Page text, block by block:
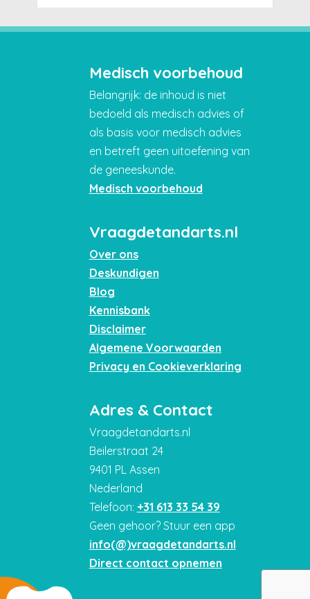
Medisch voorbehoud
Belangrijk: de inhoud is niet
bedoeld als medisch advies of
als basis voor medisch advies
en betreft geen uitoefening van
de geneeskunde.
Medisch voorbehoud
Vraagdetandarts.nl
Over ons
Deskundigen
Blog
Kennisbank
Disclaimer
Algemene Voorwaarden
Privacy en Cookieverklaring
Adres & Contact
Vraagdetandarts.nl
Beilerstraat 24
9401 PL Assen
Nederland
Telefoon: +31 613 33 54 39
Geen gehoor? Stuur een app
info(@)vraagdetandarts.nl
Direct contact opnemen